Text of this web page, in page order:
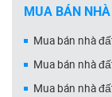
MUA BÁN
Mua bán nhà
Mua bán nhà
Mua bán nhà